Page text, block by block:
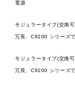
電源
モジュラータイプ(交換
冗長、C9200 シリーズ
モジュラータイプ(交換
冗長、C9200 シリーズ